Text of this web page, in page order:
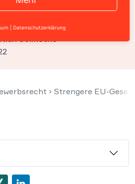
Solmecke
› Strengere EU-
Datenschutzerklärung